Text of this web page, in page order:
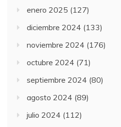
enero 2025 (127)
diciembre 2024 (133)
noviembre 2024 (176)
octubre 2024 (71)
septiembre 2024 (80)
agosto 2024 (89)
julio 2024 (112)